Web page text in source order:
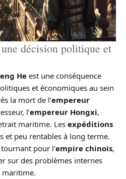
décision politique et
He est une conséquence
et économiques au sein
la mort de l’empereur
l’empereur Hongxi,
maritime. Les expéditions
et peu rentables à long terme.
pour l’empire chinois,
sur des problèmes internes
maritime.